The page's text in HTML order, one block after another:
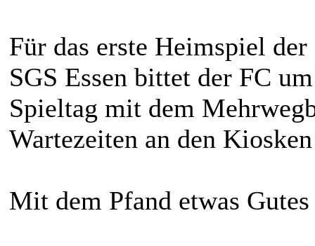
Für das erste Heimspiel
SGS Essen bittet der FC
Spieltag mit dem
Wartezeiten an den
Mit dem Pfand etwas